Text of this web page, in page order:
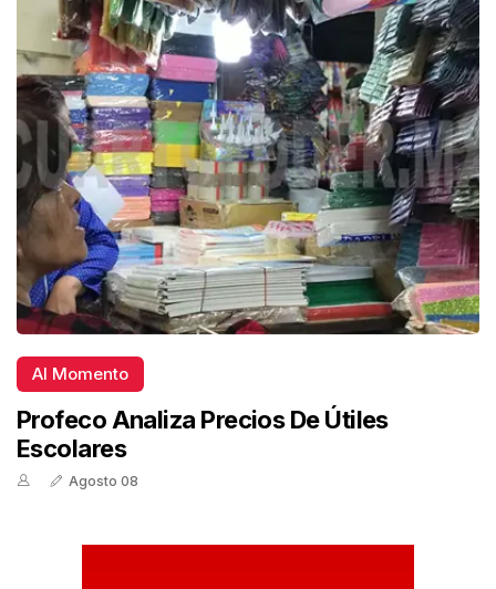
Al Momento
Profeco Analiza Precios De Útiles
Escolares
Agosto 08